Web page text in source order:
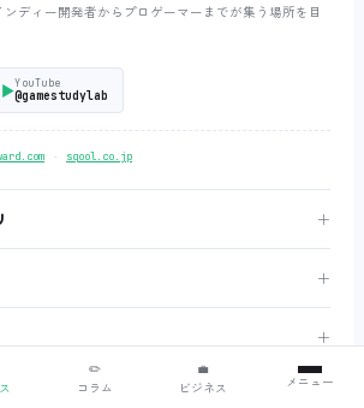
ディー開発者からプロゲーマーまでが集う場所を目
▶YouTube
@gamestudylab
‧ sqool.co.jp
＋
＋
＋
✏️
コラム
💼
ビジネス
メニュー